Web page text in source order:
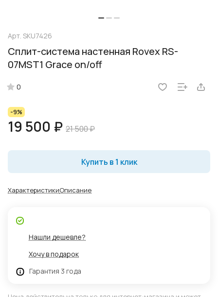
Арт. SKU7426
Сплит-система настенная Rovex RS-
07MST1 Grace on/off
0
-9%
19 500 ₽ 21 500 ₽
Купить в 1 клик
ХарактеристикиОписание
Нашли дешевле?
Хочу в подарок
Гарантия 3 года